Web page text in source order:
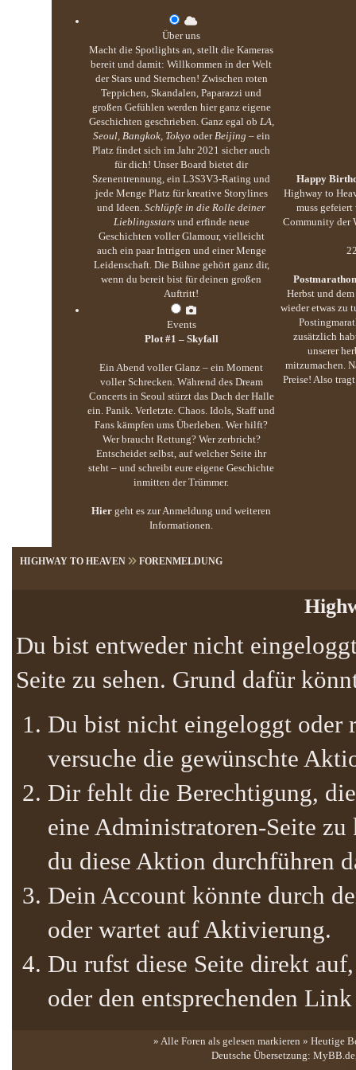
Über uns
Macht die Spotlights an, stellt die Kameras
bereit und damit: Willkommen in der Welt
der Stars und Sternchen! Zwischen roten
Teppichen, Skandalen, Paparazzi und
großen Gefühlen werden hier ganz eigene
Geschichten geschrieben. Ganz egal ob LA,
Seoul, Bangkok, Tokyo oderBeijing – ein
Platz findet sich im Jahr 2021 sicher auch
für dich! Unser Board bietet dir
Szenentrennung, ein L3S3V3-Rating und
jede Menge Platz für kreative Storylines
und Ideen. Schlüpfe in die Rolle deiner
Lieblingsstarsund erfinde neue
Geschichten voller Glamour, vielleicht
auch ein paar Intrigen und einer Menge
Leidenschaft. Die Bühne gehört ganz dir,
wenn du bereit bist für deinen großen
Auftritt!
Events
Plot #1 – Skyfall
Ein Abend voller Glanz – ein Moment
voller Schrecken. Während des Dream
Concerts in Seoul stürzt das Dach der Halle
ein. Panik. Verletzte. Chaos. Idols, Staff und
Fans kämpfen ums Überleben. Wer hilft?
Wer braucht Rettung? Wer zerbricht?
Entscheidet selbst, auf welcher Seite ihr
steht – und schreibt eure eigene Geschichte
inmitten der Trümmer.
Hier geht es zur Anmeldung und weiteren
Informationen.
Happy
Highway to
muss
Community der
Herbst und
wieder etwas zu
zusätzlich
unserer
mitzumachen.
Preise! Also
HIGHWAY TO HEAVEN FORENMELDUNG
Du bist entweder nicht
Seite zu sehen. Grund dafür
Du bist nicht eingeloggt oder
versuche die gewünschte
Dir fehlt die Berechtigung,
eine Administratoren-Seite
du diese Aktion durchführen
Dein Account könnte durch
oder wartet auf Aktivierung.
Du rufst diese Seite direkt
oder den entsprechenden
» Alle Foren als gelesen markieren » Heutige
Deutsche Übersetzung: MyBB.de